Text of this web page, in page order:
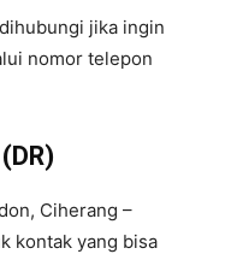
jika ingin
nomor telepon
Ciherang –
kontak yang bisa